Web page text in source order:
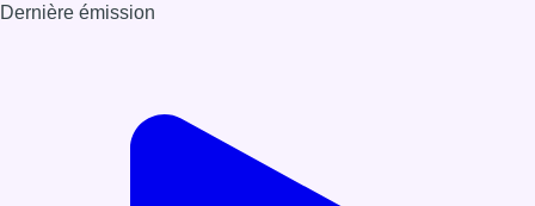
Dernière émission